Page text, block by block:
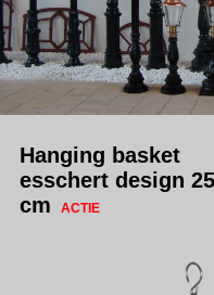
Hanging basket
esschert design 25
cm
ACTIE